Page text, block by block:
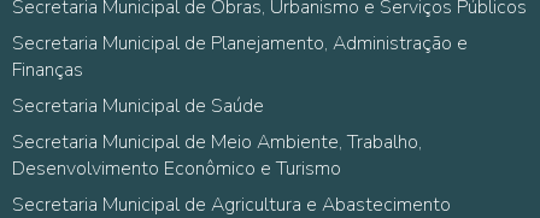
Secretaria Municipal de Obras, Urbanismo e Serviços Públicos
Secretaria Municipal de Planejamento, Administração e
Finanças
Secretaria Municipal de Saúde
Secretaria Municipal de Meio Ambiente, Trabalho,
Desenvolvimento Econômico e Turismo
Secretaria Municipal de Agricultura e Abastecimento